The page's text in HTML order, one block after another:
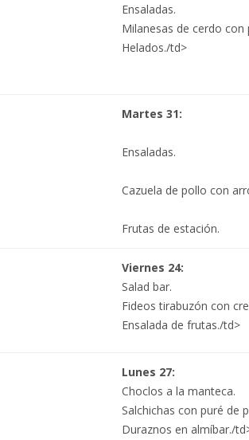
Ensaladas.
Milanesas de cerdo
Helados./td>
Martes 31:
Ensaladas.
Cazuela de pollo con
Frutas de estación.
Viernes 24:
Salad bar.
Fideos tirabuzón con
Ensalada de frutas./td>
Lunes 27:
Choclos a la manteca.
Salchichas con puré de
Duraznos en almíbar./